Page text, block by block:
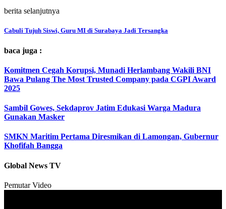
berita selanjutnya
Cabuli Tujuh Siswi, Guru MI di Surabaya Jadi Tersangka
baca juga :
Komitmen Cegah Korupsi, Munadi Herlambang Wakili BNI
Bawa Pulang The Most Trusted Company pada CGPI Award
2025
Sambil Gowes, Sekdaprov Jatim Edukasi Warga Madura
Gunakan Masker
SMKN Maritim Pertama Diresmikan di Lamongan, Gubernur
Khofifah Bangga
Global News TV
Pemutar Video